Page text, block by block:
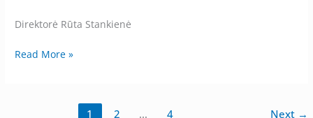
Direktorė Rūta Stankienė
Read More »
1 2 … 4 Next →